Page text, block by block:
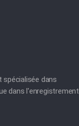
dans
dans l'enregistrement